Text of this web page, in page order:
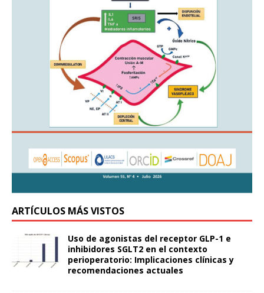
ARTÍCULOS MÁS VISTOS
Uso de agonistas del receptor GLP-1 e
inhibidores SGLT2 en el contexto
perioperatorio: Implicaciones clínicas y
recomendaciones actuales